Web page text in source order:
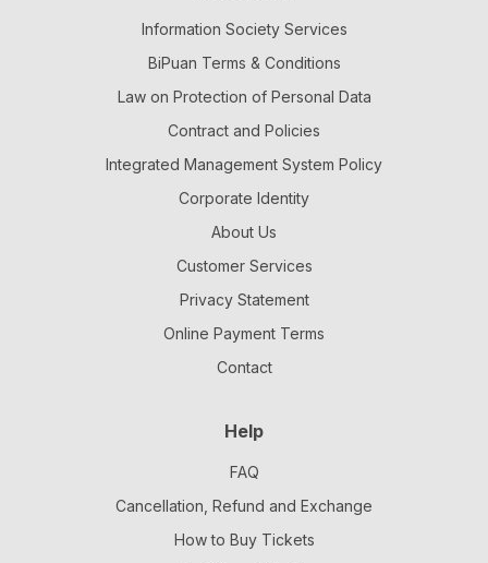
Information Society Services
BiPuan Terms & Conditions
Law on Protection of Personal Data
Contract and Policies
Integrated Management System Policy
Corporate Identity
About Us
Customer Services
Privacy Statement
Online Payment Terms
Contact
Help
FAQ
Cancellation, Refund and Exchange
How to Buy Tickets